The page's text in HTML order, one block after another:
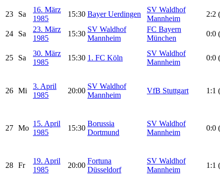
23 Sa
16. März
1985
15:30 Bayer Uerdingen
SV Waldhof
Mannheim
2:2
24 Sa
23. März
1985
15:30
SV Waldhof
Mannheim
FC Bayern
München
0:0
25 Sa
30. März
1985
15:30 1. FC Köln
SV Waldhof
Mannheim
0:0
26 Mi
3. April
1985
20:00
SV Waldhof
Mannheim
VfB Stuttgart 1:1
27 Mo
15. April
1985
15:30
Borussia
Dortmund
SV Waldhof
Mannheim
0:0
28 Fr
19. April
1985
20:00
Fortuna
Düsseldorf
SV Waldhof
Mannheim
1:1